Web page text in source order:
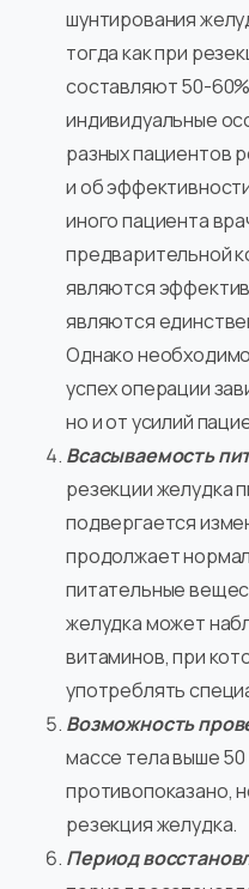
шунтирования
тогда как при
составляют 50-
индивидуальные
разных пациентов
и об
иного пациента
предварительной
являются
являются
Однако
успех операции
но и от усилий
Всасываемость
резекции желудка
подвергается
продолжает
питательные
желудка может
витаминов, при
употреблять
Возможность
массе тела выше
противопоказано,
резекция желудка.
Период